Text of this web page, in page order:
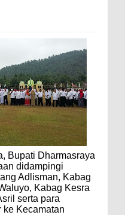
Bupati Dharmasraya
didampingi
Adlisman, Kabag
Kabag Kesra
serta para
ke Kecamatan